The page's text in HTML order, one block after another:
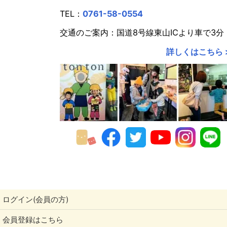
TEL： 0761-58-0554
交通のご案内：国道8号線東山ICより車で3分
詳しくはこちら
ログイン(会員の方)
会員登録はこちら